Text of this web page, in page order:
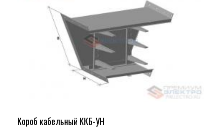
Короб кабельный ККБ-УН